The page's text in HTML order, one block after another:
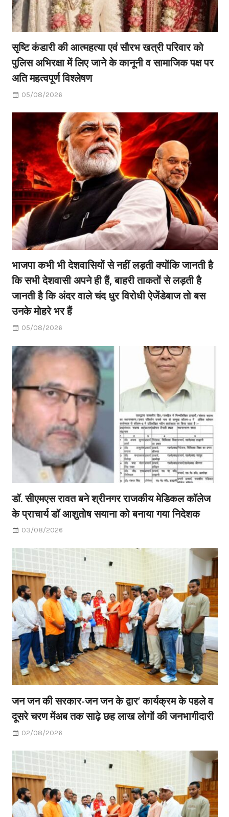
सृष्टि कंडारी की आत्महत्या एवं सौरभ खत्री परिवार को
पुलिस अभिरक्षा में लिए जाने के कानूनी व सामाजिक पक्ष पर
अति महत्वपूर्ण विश्लेषण
05/08/2026
भाजपा कभी भी देशवासियों से नहीं लड़ती क्योंकि जानती है
कि सभी देशवासी अपने ही हैं, बाहरी ताकतों से लड़ती है
जानती है कि अंदर वाले चंद धुर विरोधी ऐजेंडेबाज तो बस
उनके मोहरे भर हैं
05/08/2026
डॉ. सीएमएस रावत बने श्रीनगर राजकीय मेडिकल कॉलेज
के प्राचार्य डॉ आशुतोष सयाना को बनाया गया निदेशक
03/08/2026
जन जन की सरकार-जन जन के द्वार’ कार्यक्रम के पहले व
दूसरे चरण मेंअब तक साढ़े छह लाख लोगों की जनभागीदारी
02/08/2026